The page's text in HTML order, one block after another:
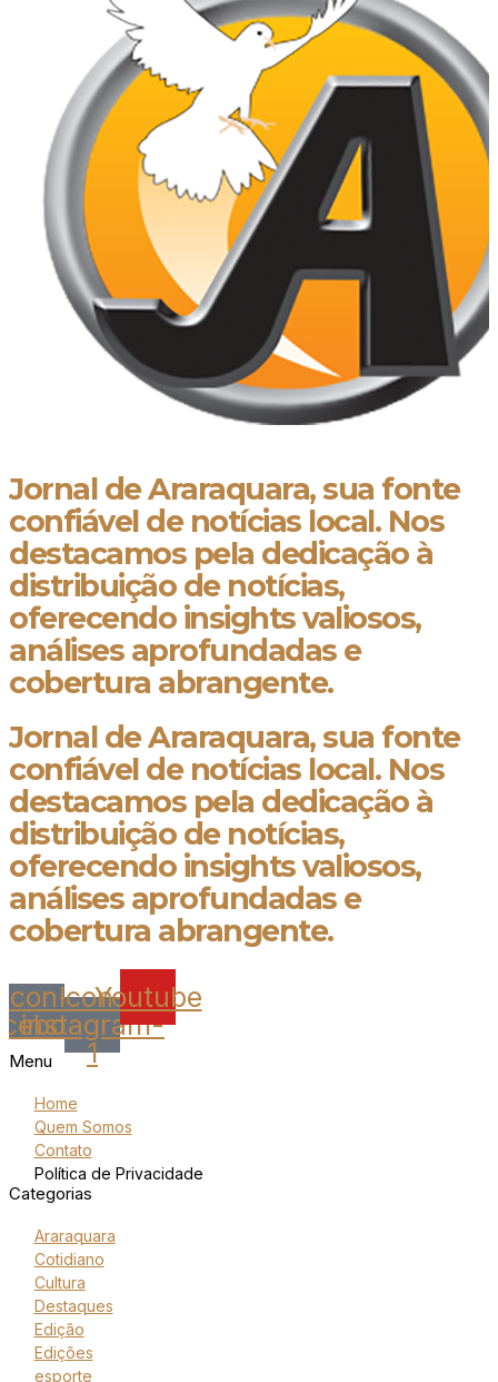
Jornal de Araraquara, sua fonte
confiável de notícias local. Nos
destacamos pela dedicação à
distribuição de notícias,
oferecendo insights valiosos,
análises aprofundadas e
cobertura abrangente.
Jornal de Araraquara, sua fonte
confiável de notícias local. Nos
destacamos pela dedicação à
distribuição de notícias,
oferecendo insights valiosos,
análises aprofundadas e
cobertura abrangente.
Icon-Icon-
instagram-
1
Youtube
Menu
Home
Quem Somos
Contato
Política de Privacidade
Categorias
Araraquara
Cotidiano
Cultura
Destaques
Edição
Edições
esporte